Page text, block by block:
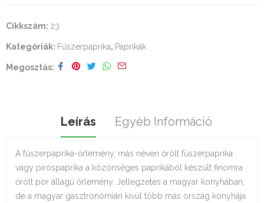
Cikkszám: 23
Kategóriák: Fűszerpaprika, Paprikák
Megosztás
Leírás Egyéb Információ
A fűszerpaprika-őrlemény, más néven őrölt fűszerpaprika
vagy pirospaprika a közönséges paprikából készült finomra
őrölt por állagű őrlemény. Jellegzetes a magyar konyhában,
de a magyar gasztronómián kívül több más ország konyhája